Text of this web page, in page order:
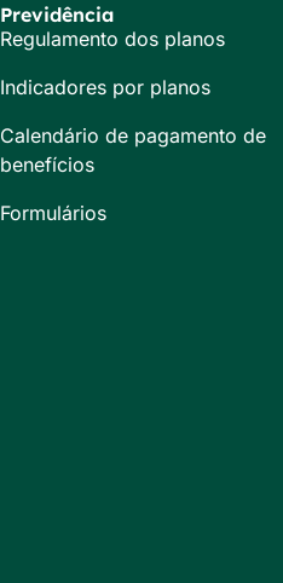
Previdência
Regulamento dos planos
Indicadores por planos
Calendário de pagamento de
benefícios
Formulários